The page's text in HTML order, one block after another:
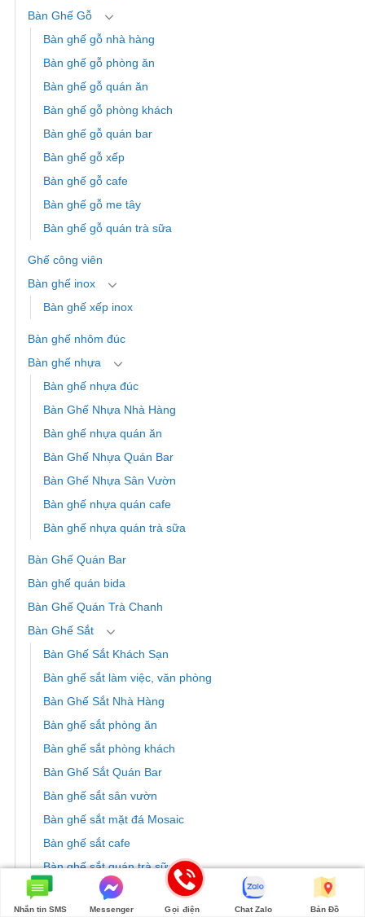
Bàn Ghế Gỗ
Bàn ghế gỗ nhà hàng
Bàn ghế gỗ phòng ăn
Bàn ghế gỗ quán ăn
Bàn ghế gỗ phòng khách
Bàn ghế gỗ quán bar
Bàn ghế gỗ xếp
Bàn ghế gỗ cafe
Bàn ghế gỗ me tây
Bàn ghế gỗ quán trà sữa
Ghế công viên
Bàn ghế inox
Bàn ghế xếp inox
Bàn ghế nhôm đúc
Bàn ghế nhựa
Bàn ghế nhựa đúc
Bàn Ghế Nhựa Nhà Hàng
Bàn ghế nhựa quán ăn
Bàn Ghế Nhựa Quán Bar
Bàn Ghế Nhựa Sân Vườn
Bàn ghế nhựa quán cafe
Bàn ghế nhựa quán trà sữa
Bàn Ghế Quán Bar
Bàn ghế quán bida
Bàn Ghế Quán Trà Chanh
Bàn Ghế Sắt
Bàn Ghế Sắt Khách Sạn
Bàn ghế sắt làm việc, văn phòng
Bàn Ghế Sắt Nhà Hàng
Bàn ghế sắt phòng ăn
Bàn ghế sắt phòng khách
Bàn Ghế Sắt Quán Bar
Bàn ghế sắt sân vườn
Bàn ghế sắt mặt đá Mosaic
Bàn ghế sắt cafe
Bàn ghế sắt quán trà sữa
Bàn Ghế Xếp Gọn
Bản Đồ
Chat Zalo
Gọi điện
Messenger
Nhắn tin SMS